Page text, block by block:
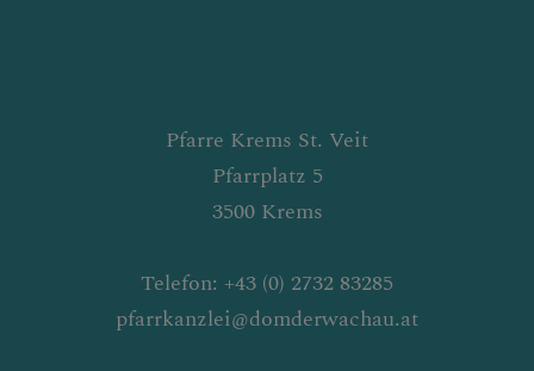
Pfarre Krems St. Veit
Pfarrplatz 5
3500 Krems
Telefon: +43 (0) 2732 83285
pfarrkanzlei@domderwachau.at